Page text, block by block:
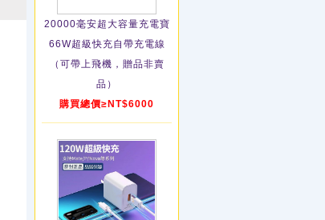
20000毫安超大容量充電寶
66W超級快充自帶充電線
（可帶上飛機，贈品非賣
品）
購買總價≥NT$6000